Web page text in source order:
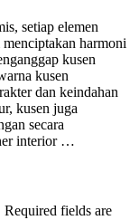
setiap elemen
harmoni
kusen
kusen
dan keindahan
kusen juga
secara
interior …
Required fields are